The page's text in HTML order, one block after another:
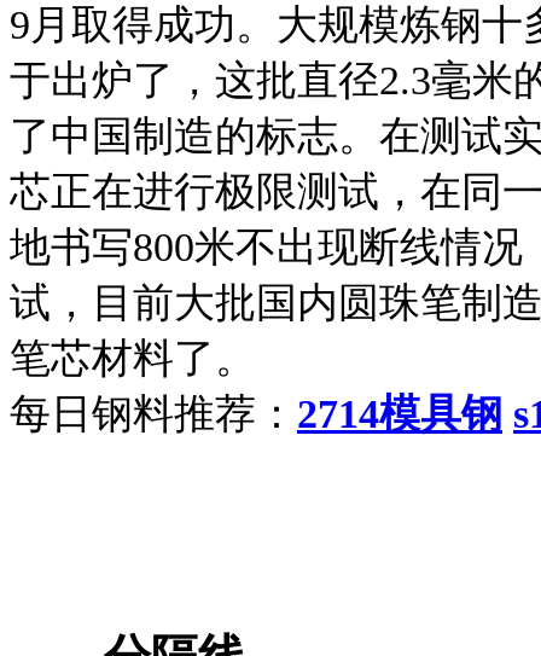
9月取得成功。大规模炼钢
于出炉了，这批直径2.3毫米
了中国制造的标志。在测试
芯正在进行极限测试，在同
地书写800米不出现断线情
试，目前大批国内圆珠笔制
笔芯材料了。
每日钢料推荐： 2714模具钢